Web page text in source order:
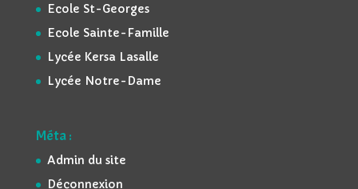
Ecole St-Georges
Ecole Sainte-Famille
Lycée Kersa Lasalle
Lycée Notre-Dame
Méta :
Admin du site
Déconnexion